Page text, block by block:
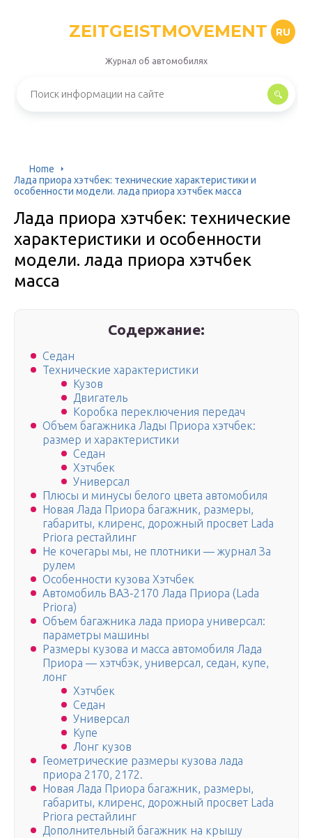
ZEITGEISTMOVEMENT RU
Журнал об автомобилях
Home
Лада приора хэтчбек: технические характеристики и
особенности модели. лада приора хэтчбек масса
Лада приора хэтчбек: технические
характеристики и особенности
модели. лада приора хэтчбек
масса
Содержание:
Седан
Технические характеристики
Кузов
Двигатель
Коробка переключения передач
Объем багажника Лады Приора хэтчбек:
размер и характеристики
Седан
Хэтчбек
Универсал
Плюсы и минусы белого цвета автомобиля
Новая Лада Приора багажник, размеры,
габариты, клиренс, дорожный просвет Lada
Priora рестайлинг
Не кочегары мы, не плотники — журнал За
рулем
Особенности кузова Хэтчбек
Автомобиль ВАЗ-2170 Лада Приора (Lada
Priora)
Объем багажника лада приора универсал:
параметры машины
Размеры кузова и масса автомобиля Лада
Приора — хэтчбэк, универсал, седан, купе,
лонг
Хэтчбек
Седан
Универсал
Купе
Лонг кузов
Геометрические размеры кузова лада
приора 2170, 2172.
Новая Лада Приора багажник, размеры,
габариты, клиренс, дорожный просвет Lada
Priora рестайлинг
Дополнительный багажник на крышу